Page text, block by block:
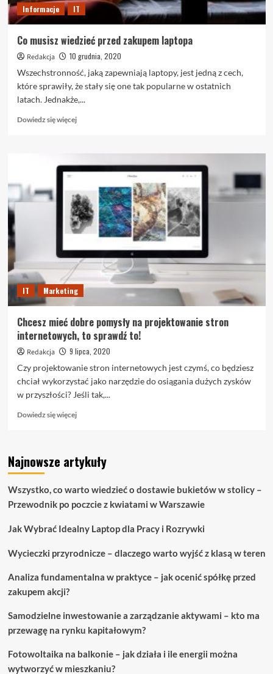
Informacje IT
Co musisz wiedzieć przed zakupem laptopa
Redakcja
10 grudnia, 2020
Wszechstronność, jaką zapewniają laptopy, jest jedną z cech,
które sprawiły, że stały się one tak popularne w ostatnich
latach. Jednakże,...
Dowiedz się więcejDowiedz
Co
musisz
wiedzieć
przed
zakupem
laptopa
IT Marketing
Chcesz mieć dobre pomysły na projektowanie stron
internetowych, to sprawdź to!
Redakcja
9 lipca, 2020
Czy projektowanie stron internetowych jest czymś, co będziesz
chciał wykorzystać jako narzędzie do osiągania dużych zysków
w przyszłości? Jeśli tak,...
Dowiedz się więcejDowiedz
Chcesz
mieć
pomysły
na
stron
to
to!
Najnowsze artykuły
Wszystko, co warto wiedzieć o dostawie bukietów w stolicy –
Przewodnik po poczcie z kwiatami w Warszawie
Jak Wybrać Idealny Laptop dla Pracy i Rozrywki
Wycieczki przyrodnicze – dlaczego warto wyjść z klasą w teren
Analiza fundamentalna w praktyce – jak ocenić spółkę przed
zakupem akcji?
Samodzielne inwestowanie a zarządzanie aktywami – kto ma
przewagę na rynku kapitałowym?
Fotowoltaika na balkonie – jak działa i ile energii można
wytworzyć w mieszkaniu?